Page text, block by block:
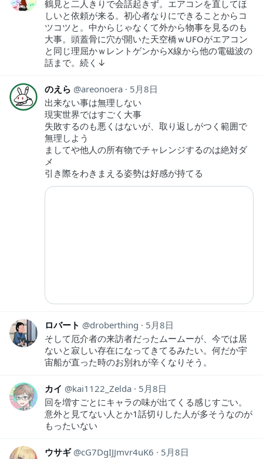
鶴見と二人きりで会話起きず。エアコンを直してほ
しいと依頼が来る。初心者なりにできることからコ
ツコツと。中からじゃなくて外から物事を見るのも
大事。頭蓋骨に穴が開いた天空橋ｗUFOがエアコン
と同じ理屈かｗレントゲンからX線から他の電磁波の
話まで。続く↓
のえら areonoera
5月8日
出来ない事は無理しない
現実世界ではすごく大事
失敗するのも悪くはないが、取り返しがつく範囲で
無理しよう
ましてや他人の所有物でチャレンジするのは絶対ダ
メ
引き際をわきまえる姿勢は好感が持てる
ロバート droberthing
5月8日
そして厄介者の来訪者だったムームーが、今では居
ないと寂しい存在になってきてるみたい。何だか宇
宙船が直った時のお別れが辛くなりそう。
カイ kai1122_Zelda
5月8日
回を増すごとにキャラの味が出てくる感じすごい。
意外と見てない人とか1話切りした人が多そうなのが
もったいない
ウサギ cG7DgIJJmvr4uK6
5月8日